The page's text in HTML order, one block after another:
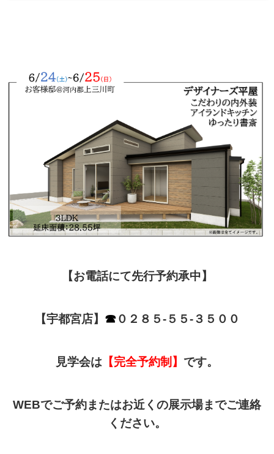
【お電話にて先行予約承中】
【宇都宮店】 ☎０２８５-５５-３５００
見学会は 【完全予約制 】 です。
WEBでご予約またはお近くの展示場までご連絡
ください。